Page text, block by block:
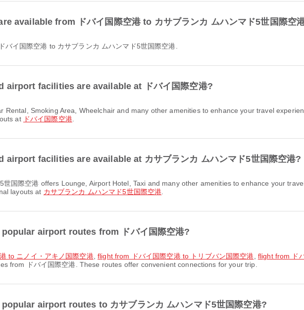
available from ドバイ国際空港 to カサブランカ ムハンマド5世国際空
バイ国際空港 to カサブランカ ムハンマド5世国際空港.
airport facilities are available at ドバイ国際空港?
at ドバイ国際空港.
airport facilities are available at カサブランカ ムハンマド5世国際空港?
layouts at カサブランカ ムハンマド5世国際空港
airport routes from ドバイ国際空港?
to ニノイ・アキノ国際空港,flight from ドバイ国際空港 to トリブバン国際空港 flight from ド
from ドバイ国際空港. These routes offer convenient connections for your trip.
airport routes to カサブランカ ムハンマド5世国際空港?